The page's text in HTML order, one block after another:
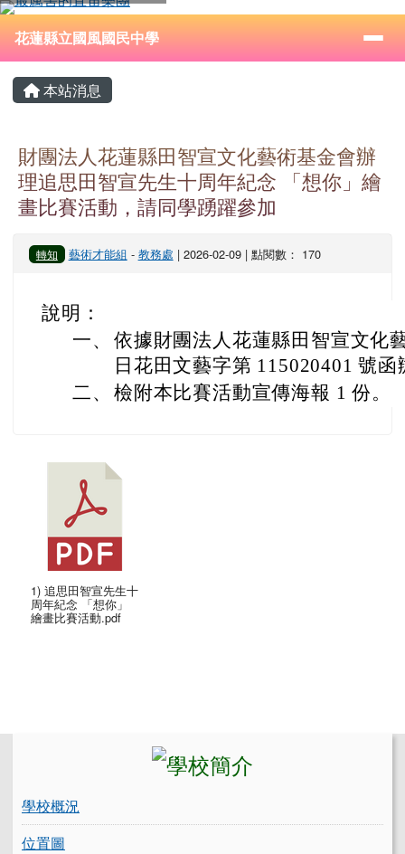
跳至主內容區
花蓮縣立國風國民中學
⏸
導覽列
花蓮縣立國風國民中學
主內容區域
本站消息
財團法人花蓮縣田智宣文化藝術基金會辦
理追思田智宣先生十周年紀念 「想你」繪
畫比賽活動，請同學踴躍參加
轉知 藝術才能組 - 教務處 | 2026-02-09 | 點閱數： 170
說明：
一、 依據財團法人花蓮縣田智宣文化
日花田文藝字第 115020401 號函
二、 檢附本比賽活動宣傳海報 1 份。
1) 追思田智宣先生十
周年紀念 「想你」
繪畫比賽活動.pdf
學校概況
位置圖
頁尾區域